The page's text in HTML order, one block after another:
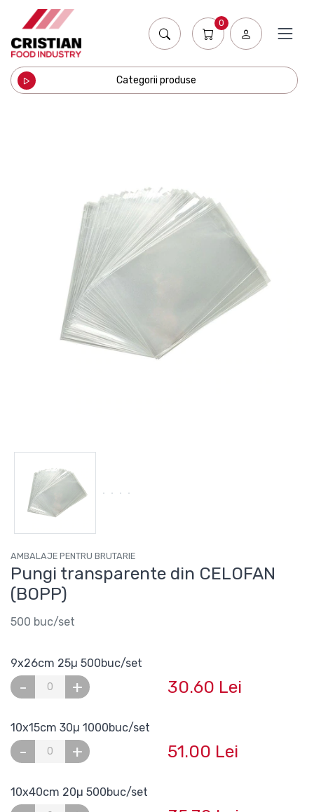
0
Categorii produse
AMBALAJE PENTRU BRUTARIE
Pungi transparente din CELOFAN
(BOPP)
500 buc/set
9x26cm 25µ 500buc/set
- + 30.60 Lei
10x15cm 30µ 1000buc/set
- + 51.00 Lei
10x40cm 20µ 500buc/set